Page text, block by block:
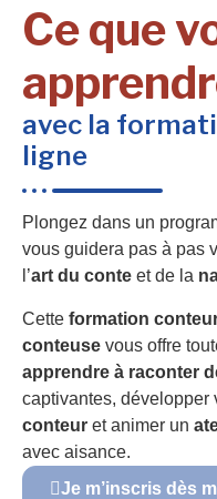
Ce que
avec la
ligne
Plongez dans un
vous guidera pas à pas
l’art du conte et de la
Cette formation
conteuse vous offre
apprendre à raconter
captivantes, développer
conteur et animer un
avec aisance.
Je m’inscris dès